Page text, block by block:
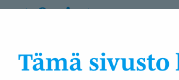
Tämätoimintakykysi,